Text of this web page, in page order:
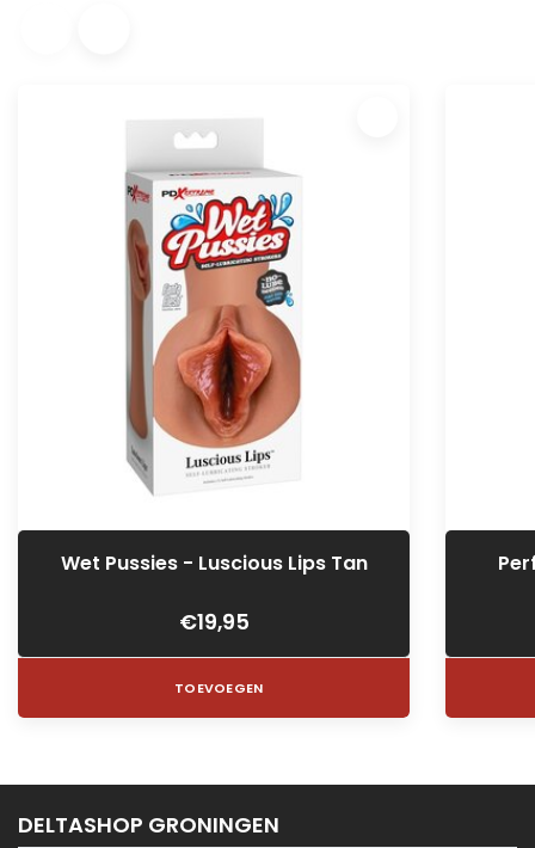
Wet Pussies - Luscious Lips Tan
€19,95
TOEVOEGEN
DELTASHOP GRONINGEN